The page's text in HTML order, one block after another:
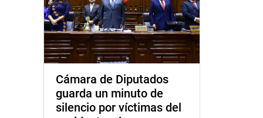
Cámara de Diputados
guarda un minuto de
silencio por víctimas del